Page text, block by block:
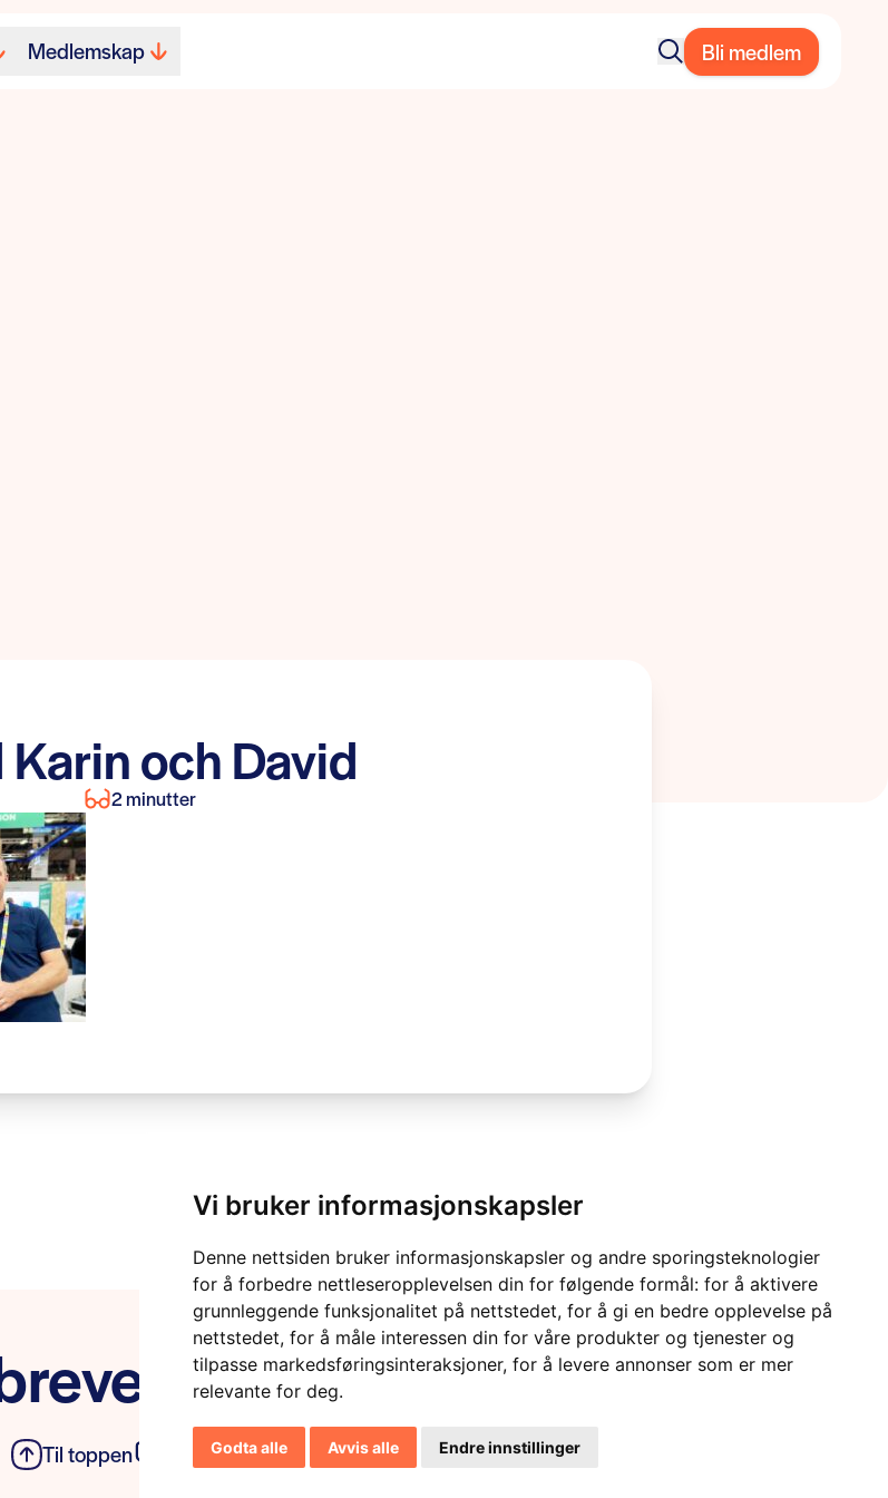
Vi bruker informasjonskapsler
Denne nettsiden bruker informasjonskapsler og andre sporingsteknologier
for å forbedre nettleseropplevelsen din for følgende formål: for å aktivere
grunnleggende funksjonalitet på nettstedet, for å gi en bedre opplevelse på
nettstedet, for å måle interessen din for våre produkter og tjenester og
tilpasse markedsføringsinteraksjoner, for å levere annonser som er mer
relevante for deg.
Godta alle Avvis alle Endre innstillinger
Medlemskap Bli medlem
och David
2 minutter
vårt
Til toppen Personvern